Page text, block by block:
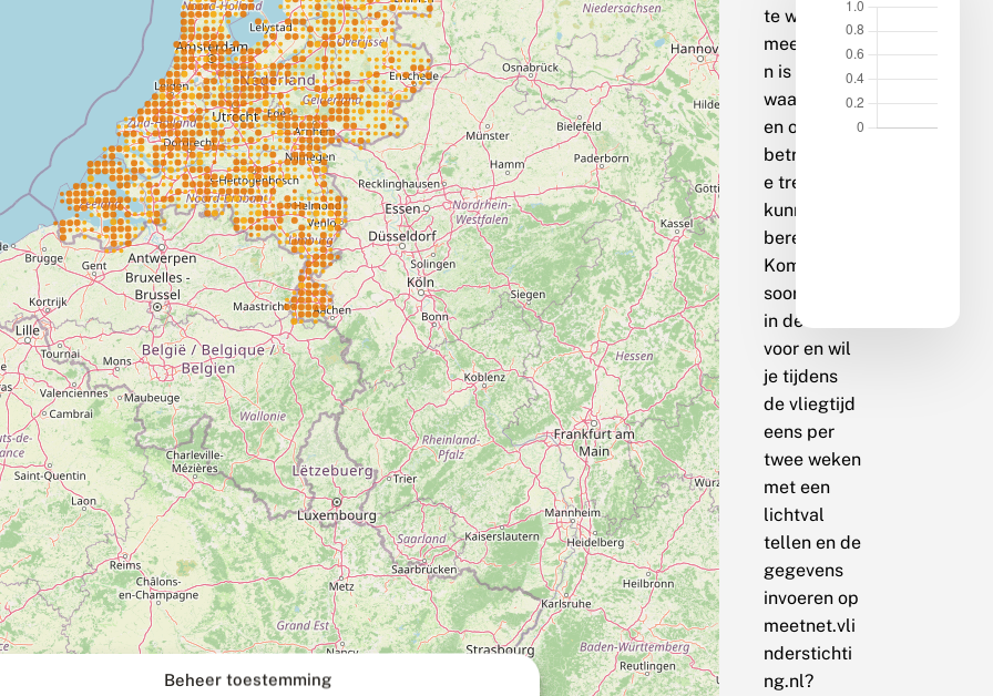
Beheer toestemming
te weinig
meetpunte
n is
waargenom
en om een
betrouwbar
e trend te
kunnen
berekenen.
Komt de
soort bij jou
in de buurt
voor en wil
je tijdens
de vliegtijd
eens per
twee weken
met een
lichtval
tellen en de
gegevens
invoeren op
meetnet.vli
nderstichti
ng.nl?